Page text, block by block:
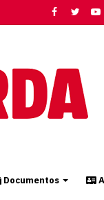
Facebook
Documentos